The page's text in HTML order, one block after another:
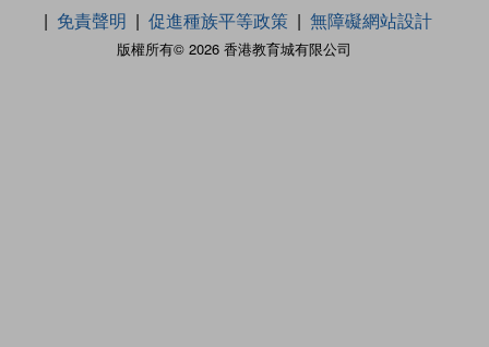
版權所有© 2026 香港教育城有限公司
免責聲明
促進種族平等政策 無障礙網站設計